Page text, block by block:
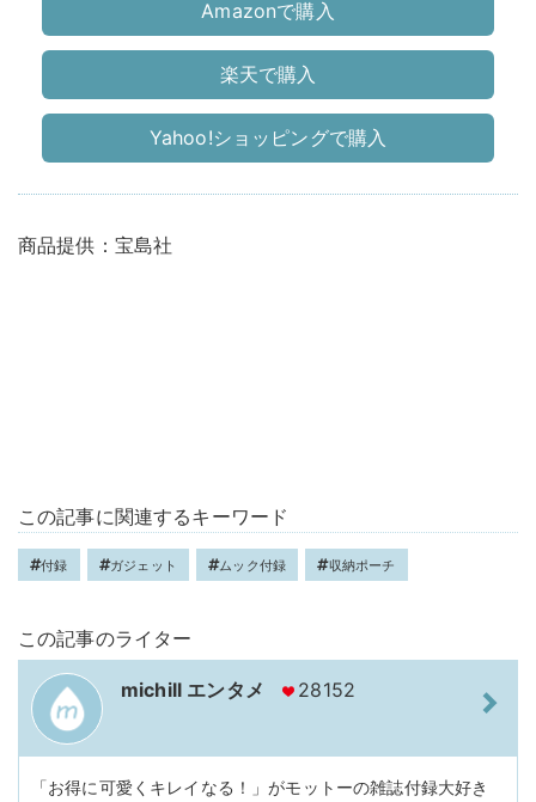
Amazonで購入
楽天で購入
Yahoo!ショッピングで購入
商品提供：宝島社
この記事に関連するキーワード
付録 ガジェット ムック付録 収納ポーチ
この記事のライター
michill エンタメ 28152
「お得に可愛くキレイなる！」がモットーの雑誌付録大好き